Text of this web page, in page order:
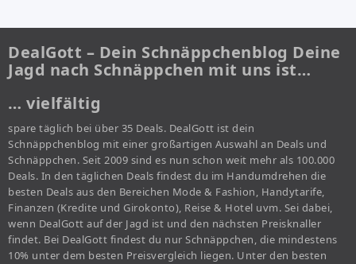
DealGott – Dein Schnäppchenblog Deine
Jagd nach Schnäppchen mit uns ist…
… vielfältig
spare täglich bei über 35 Deals. DealGott ist dein
Schnäppchenblog mit einer großartigen Auswahl an Deals und
Schnäppchen. Seit 2009 sind es nun schon weit mehr als 100.000
Deals. In den täglichen Deals findest du im Handumdrehen die
besten Deals aus den Bereichen Mode & Fashion, Handytarife,
Finanzen (Kredite und Girokonto), Reise & Hotel uvm. Sei dabei,
wenn DealGott auf der Jagd ist und den nächsten Preisknaller
findet. Bei DealGott findest du nur Schnäppchen, die mindestens
10% unter dem besten Preisvergleich liegen. Unter den besten